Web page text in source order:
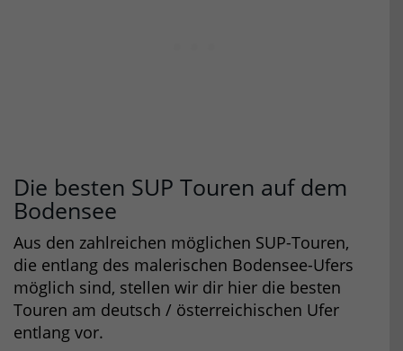
Die besten SUP Touren auf dem
Bodensee
Aus den zahlreichen möglichen SUP-Touren,
die entlang des malerischen Bodensee-Ufers
möglich sind, stellen wir dir hier die besten
Touren am deutsch / österreichischen Ufer
entlang vor.